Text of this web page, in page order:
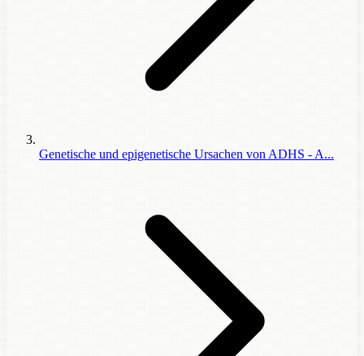
Genetische und epigenetische Ursachen von ADHS - A...